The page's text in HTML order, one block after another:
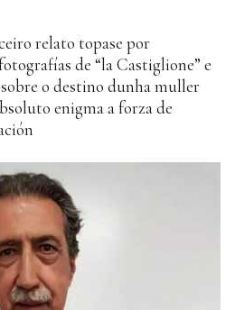
relato topase por
de “la Castiglione” e
o destino dunha muller
enigma a forza de